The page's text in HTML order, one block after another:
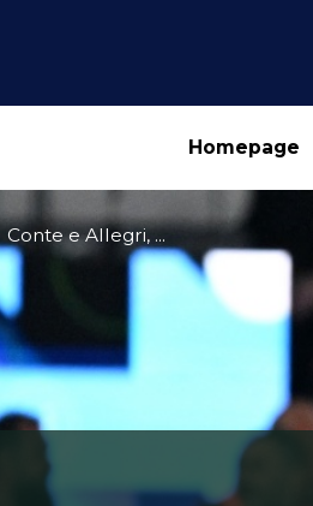
Homepage
Conte e Allegri, ...